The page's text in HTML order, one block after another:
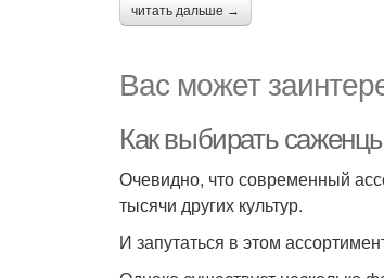
читать дальше →
Вас может
Как выбирать
Очевидно, что современный
тысячи других культур.
И запутаться в этом